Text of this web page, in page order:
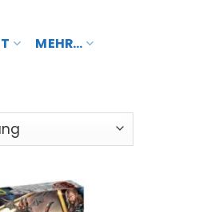
MEHR…